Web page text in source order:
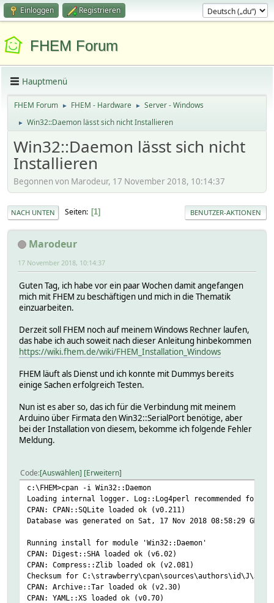
Einloggen Registrieren
FHEM Forum
Hauptmenü
FHEM Forum ► FHEM - Hardware ► Server - Windows
► Win32::Daemon lässt sich nicht Installieren
Win32::Daemon lässt sich nicht
Installieren
Begonnen von Marodeur, 17 November 2018, 10:14:37
NACH UNTEN Seiten 1 BENUTZER-AKTIONEN
Marodeur
17 November 2018, 10:14:37
Guten Tag, ich habe vor ein paar Wochen damit angefangen
mich mit FHEM zu beschäftigen und mich in die Thematik
einzuarbeiten.
Derzeit soll FHEM noch auf meinem Windows Rechner laufen,
das habe ich auch soweit nach dieser Anleitung hinbekommen
https://wiki.fhem.de/wiki/FHEM_Installation_Windows
FHEM läuft als Dienst und ich konnte mit Dummys bereits
einige Sachen erfolgreich Testen.
Nun ist es aber so, das ich für die Verbindung mit meinem
Arduino über Firmata den Win32::SerialPort benötige, aber
bei der Installation von diesem, bekomme ich folgende Fehler
Meldung.
Code Auswählen Erweitern
c:\FHEM>cpan -i Win32::Daemon
Loading internal logger. Log::Log4perl recommended for
CPAN: CPAN::SQLite loaded ok (v0.211)
Database was generated on Sat, 17 Nov 2018 08:58:29 GMT
Running install for module 'Win32::Daemon'
CPAN: Digest::SHA loaded ok (v6.02)
CPAN: Compress::Zlib loaded ok (v2.081)
Checksum for
CPAN: Archive::Tar loaded ok (v2.30)
CPAN: YAML::XS loaded ok (v0.70)